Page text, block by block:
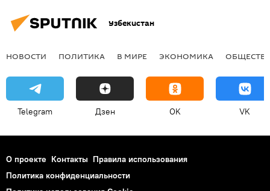
Узбекистан
НОВОСТИ ПОЛИТИКА В МИРЕ ЭКОНОМИКА
Telegram Дзен OK VK
О проекте Контакты Правила использования
Политика конфиденциальности